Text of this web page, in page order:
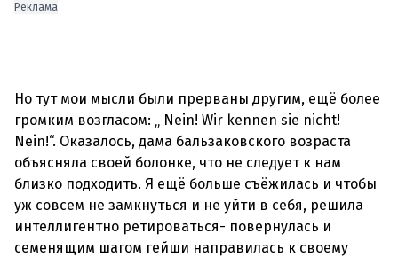
Реклама
Но тут мои мысли были прерваны другим, ещё более
громким возгласом: „ Nein! Wir kennen sie nicht!
Nein!“. Оказалось, дама бальзаковского возраста
объясняла своей болонке, что не следует к нам
близко подходить. Я ещё больше съёжилась и чтобы
уж совсем не замкнуться и не уйти в себя, решила
интеллигентно ретироваться- повернулась и
семенящим шагом гейши направилась к своему